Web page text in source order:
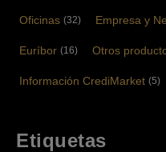
Oficinas (32) Empresa y
Euríbor (16) Otros
Información CrediMarket (5)
Etiquetas